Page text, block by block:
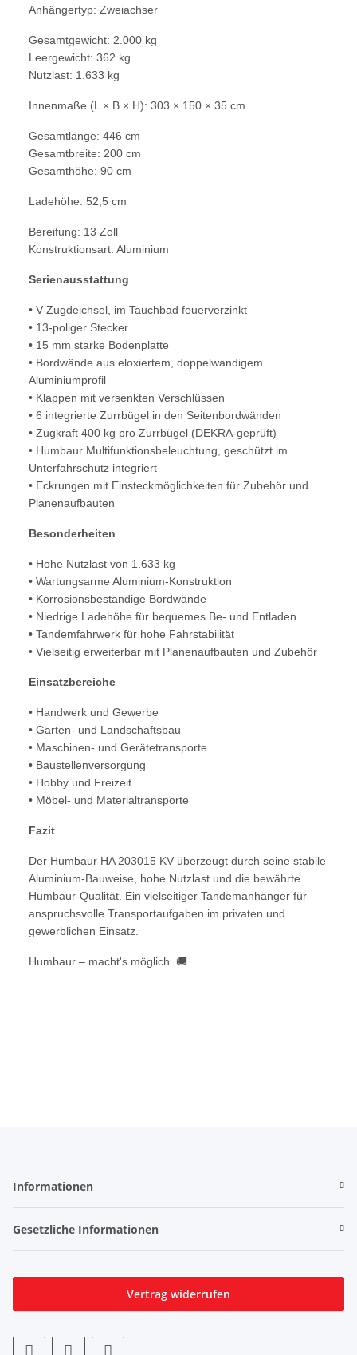
Anhängertyp: Zweiachser
Gesamtgewicht: 2.000 kg
Leergewicht: 362 kg
Nutzlast: 1.633 kg
Innenmaße (L × B × H): 303 × 150 × 35 cm
Gesamtlänge: 446 cm
Gesamtbreite: 200 cm
Gesamthöhe: 90 cm
Ladehöhe: 52,5 cm
Bereifung: 13 Zoll
Konstruktionsart: Aluminium
Serienausstattung
• V-Zugdeichsel, im Tauchbad feuerverzinkt
• 13-poliger Stecker
• 15 mm starke Bodenplatte
• Bordwände aus eloxiertem, doppelwandigem
Aluminiumprofil
• Klappen mit versenkten Verschlüssen
• 6 integrierte Zurrbügel in den Seitenbordwänden
• Zugkraft 400 kg pro Zurrbügel (DEKRA-geprüft)
• Humbaur Multifunktionsbeleuchtung, geschützt im
Unterfahrschutz integriert
• Eckrungen mit Einsteckmöglichkeiten für Zubehör und
Planenaufbauten
Besonderheiten
• Hohe Nutzlast von 1.633 kg
• Wartungsarme Aluminium-Konstruktion
• Korrosionsbeständige Bordwände
• Niedrige Ladehöhe für bequemes Be- und Entladen
• Tandemfahrwerk für hohe Fahrstabilität
• Vielseitig erweiterbar mit Planenaufbauten und Zubehör
Einsatzbereiche
• Handwerk und Gewerbe
• Garten- und Landschaftsbau
• Maschinen- und Gerätetransporte
• Baustellenversorgung
• Hobby und Freizeit
• Möbel- und Materialtransporte
Fazit
Der Humbaur HA 203015 KV überzeugt durch seine stabile
Aluminium-Bauweise, hohe Nutzlast und die bewährte
Humbaur-Qualität. Ein vielseitiger Tandemanhänger für
anspruchsvolle Transportaufgaben im privaten und
gewerblichen Einsatz.
Humbaur – macht's möglich. 🚚
Informationen
Gesetzliche Informationen
Vertrag widerrufen